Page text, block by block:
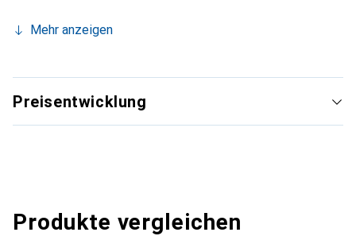
Mehr anzeigen
Preisentwicklung
Produkte vergleichen